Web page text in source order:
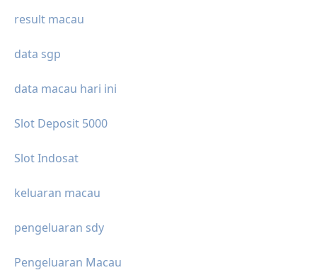
result macau
data sgp
data macau hari ini
Slot Deposit 5000
Slot Indosat
keluaran macau
pengeluaran sdy
Pengeluaran Macau